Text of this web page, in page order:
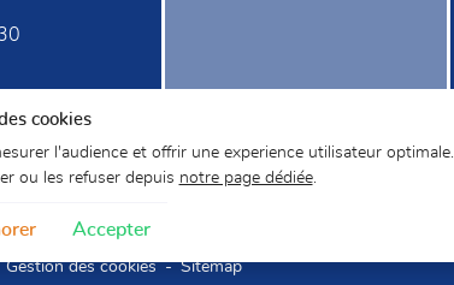
Gestion des cookies Sitemap
cookies
l'audience et offrir une experience utilisateur optimale.
ou les refuser depuis notre page dédiée.
Accepter